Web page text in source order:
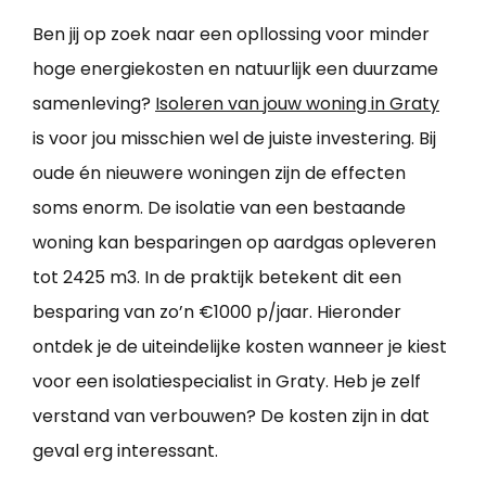
Ben jij op zoek naar een opllossing voor minder
hoge energiekosten en natuurlijk een duurzame
samenleving? Isoleren van jouw woning in Graty
is voor jou misschien wel de juiste investering. Bij
oude én nieuwere woningen zijn de effecten
soms enorm. De isolatie van een bestaande
woning kan besparingen op aardgas opleveren
tot 2425 m3. In de praktijk betekent dit een
besparing van zo’n €1000 p/jaar. Hieronder
ontdek je de uiteindelijke kosten wanneer je kiest
voor een isolatiespecialist in Graty. Heb je zelf
verstand van verbouwen? De kosten zijn in dat
geval erg interessant.